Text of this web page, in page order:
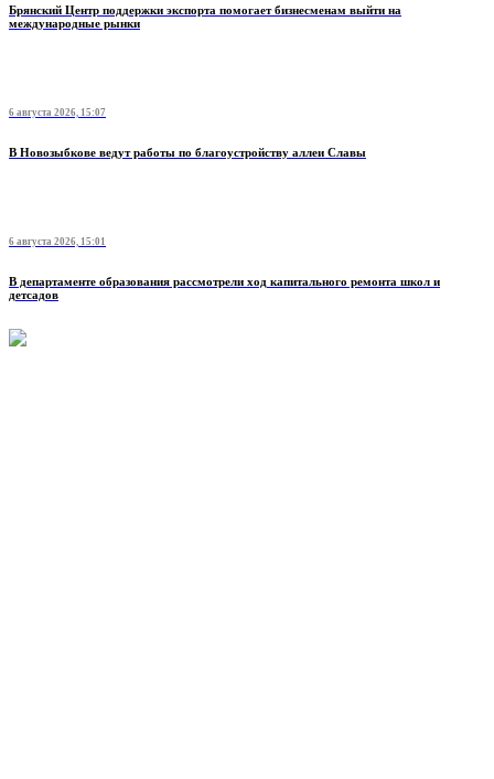
Брянский Центр поддержки экспорта помогает бизнесменам выйти на
международные рынки
6 августа 2026, 15:07
В Новозыбкове ведут работы по благоустройству аллеи Славы
6 августа 2026, 15:01
В департаменте образования рассмотрели ход капитального ремонта школ и
детсадов